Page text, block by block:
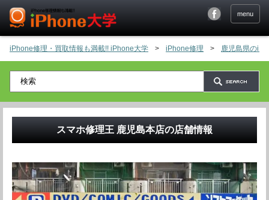
menu
iPhone修理・買取情報も満載!! iPhone大学 > iPhone修理 > 鹿児島県の
スマホ修理王 鹿児島本店の店舗情報